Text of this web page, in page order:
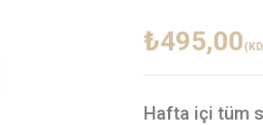
₺495,00
Hafta içi tüm